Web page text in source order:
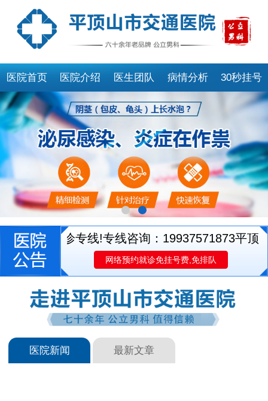
医院首页 医院介绍 医生团队 病情分析 30秒挂号
通医生就诊专线!专线咨询：19937571873平顶山
网络预约就诊免挂号费,免排队
医院新闻 最新文章